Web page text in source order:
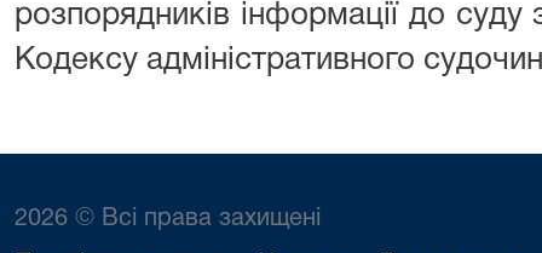
розпорядників інформації до суду
Кодексу адміністративного
2026 © Всі права захищені